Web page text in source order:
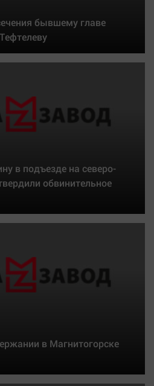
бывшему главе
в подъезде на северо-
обвинительное
в Магнитогорске